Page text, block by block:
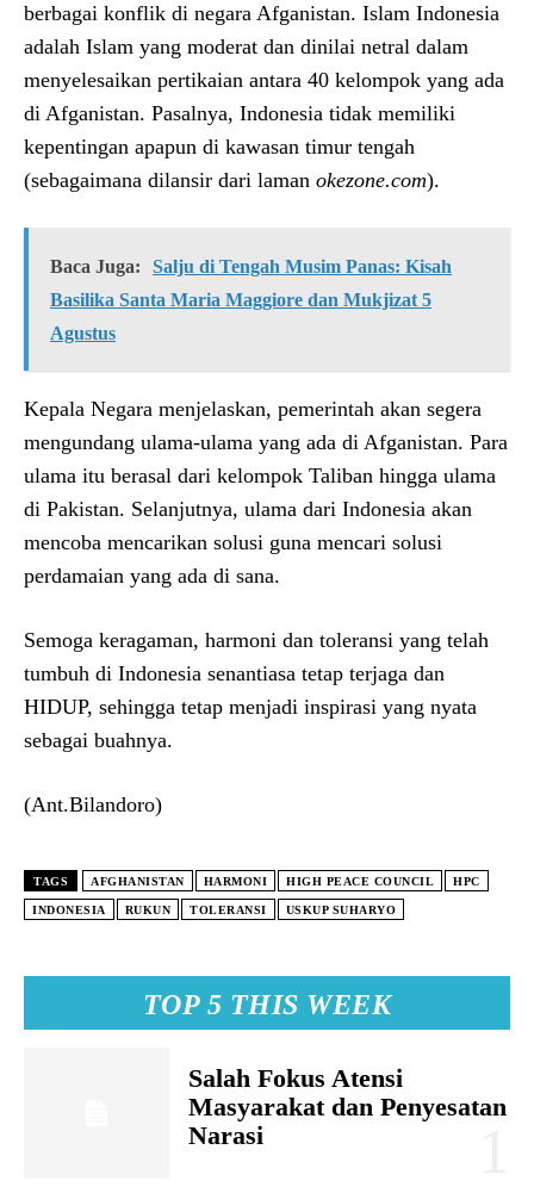
TOP 5 THIS WEEK
Salah Fokus Atensi
Masyarakat dan Penyesatan
Narasi
berbagai konflik di negara Afganistan. Islam Indonesia
adalah Islam yang moderat dan dinilai netral dalam
menyelesaikan pertikaian antara 40 kelompok yang ada
di Afganistan. Pasalnya, Indonesia tidak memiliki
kepentingan apapun di kawasan timur tengah
(sebagaimana dilansir dari laman okezone.com).
Baca Juga:
Salju di Tengah Musim Panas: Kisah
Basilika Santa Maria Maggiore dan Mukjizat 5
Agustus
Kepala Negara menjelaskan, pemerintah akan segera
mengundang ulama-ulama yang ada di Afganistan. Para
ulama itu berasal dari kelompok Taliban hingga ulama
di Pakistan. Selanjutnya, ulama dari Indonesia akan
mencoba mencarikan solusi guna mencari solusi
perdamaian yang ada di sana.
Semoga keragaman, harmoni dan toleransi yang telah
tumbuh di Indonesia senantiasa tetap terjaga dan
HIDUP, sehingga tetap menjadi inspirasi yang nyata
sebagai buahnya.
(Ant.Bilandoro)
TAGS AFGHANISTAN HARMONI HIGH PEACE COUNCIL HPC
INDONESIA RUKUN TOLERANSI USKUP SUHARYO